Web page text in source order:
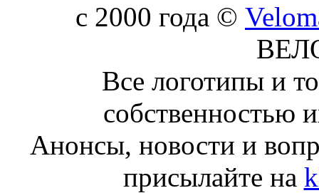
c 2000 года ©
Все логотипы и
собственностью
Анонсы, новости и
присылайте на